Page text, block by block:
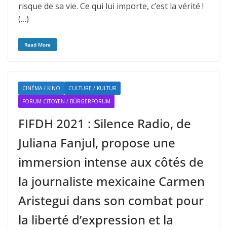
risque de sa vie. Ce qui lui importe, c’est la vérité !
(…)
Read More
CINÉMA / KINO
CULTURE / KULTUR
FORUM CITOYEN / BÜRGERFORUM
FIFDH 2021 : Silence Radio, de
Juliana Fanjul, propose une
immersion intense aux côtés de
la journaliste mexicaine Carmen
Aristegui dans son combat pour
la liberté d’expression et la